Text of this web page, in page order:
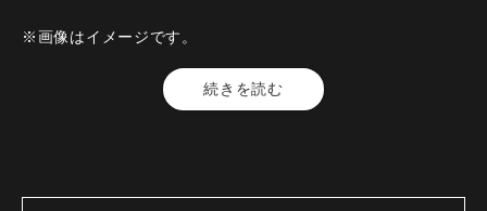
※画像はイメージです。
続きを読む
【料金】1000円（税込）
【人数】2名様から99名様